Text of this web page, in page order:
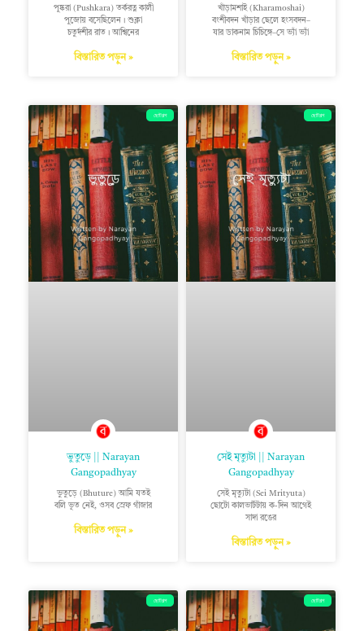
পুষ্করা (Pushkara) তর্করত্ন কালী
পুজোয় বসেছিলেন। শুক্লা
চতুর্দশীর রাত। আশ্বিনের
বিস্তারিত পড়ুন »
খাঁড়ামশাই (Kharamoshai)
বংশীবদন খাঁড়ার ছেলে হংসবদন–
যার ডাকনাম চিচিঙ্গে–সে ভ্যাঁ ভ্যাঁ
বিস্তারিত পড়ুন »
ছোটগল্প
ভুতুড়ে || Narayan
Gangopadhyay
ভুতুড়ে (Bhuture) আমি যতই
বলি ভূত নেই, ওসব স্রেফ গাঁজার
বিস্তারিত পড়ুন »
ছোটগল্প
সেই মৃত্যুটা || Narayan
Gangopadhyay
সেই মৃত্যুটা (Sei Mrityuta)
ছোটো কালভার্টটায় ক-দিন আগেই
সাদা রঙের
বিস্তারিত পড়ুন »
ছোটগল্প ছোটগল্প